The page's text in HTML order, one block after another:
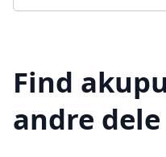
Find
andre